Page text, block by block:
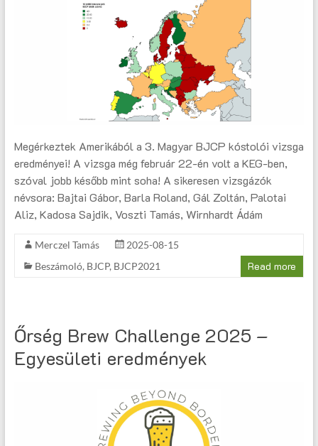
Megérkeztek Amerikából a 3. Magyar BJCP kóstolói vizsga
eredményei! A vizsga még február 22-én volt a KEG-ben,
szóval jobb később mint soha! A sikeresen vizsgázók
névsora: Bajtai Gábor, Barla Roland, Gál Zoltán, Palotai
Aliz, Kadosa Sajdik, Voszti Tamás, Wirnhardt Ádám
Merczel Tamás
2025-08-15
Beszámoló, BJCP, BJCP2021 Read more
Őrség Brew Challenge 2025 –
Egyesületi eredmények